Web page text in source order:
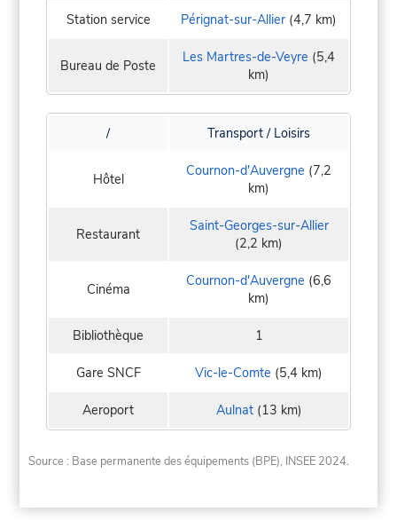
Station service Pérignat-sur-Allier (4,7 km)
Bureau de Poste Les Martres-de-Veyre (5,4
km)
/ Transport / Loisirs
Hôtel Cournon-d'Auvergne (7,2
km)
Restaurant
Saint-Georges-sur-Allier
(2,2 km)
Cinéma Cournon-d'Auvergne (6,6
km)
Bibliothèque 1
Gare SNCF Vic-le-Comte (5,4 km)
Aeroport Aulnat(13 km)
Source : Base permanente des équipements (BPE), INSEE 2024.